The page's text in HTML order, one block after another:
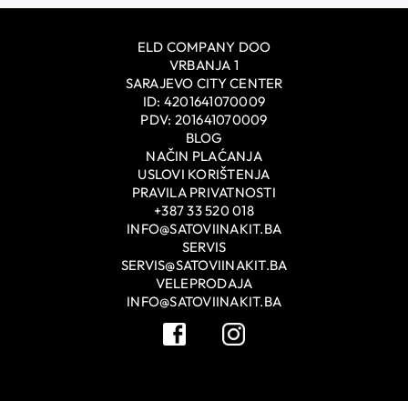
ELD COMPANY DOO
VRBANJA 1
SARAJEVO CITY CENTER
ID: 4201641070009
PDV: 201641070009
BLOG
NAČIN PLAĆANJA
USLOVI KORIŠTENJA
PRAVILA PRIVATNOSTI
+387 33 520 018
INFO@SATOVIINAKIT.BA
SERVIS
SERVIS@SATOVIINAKIT.BA
VELEPRODAJA
INFO@SATOVIINAKIT.BA